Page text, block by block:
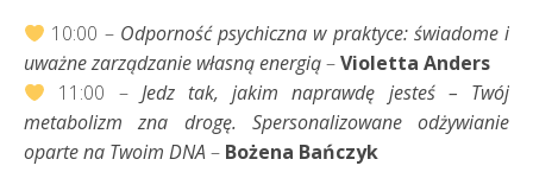
10:00 – Odporność psychiczna w praktyce: świadome i
uważne zarządzanie własną energią–Violetta Anders
11:00 – Jedz tak, jakim naprawdę jesteś – Twój
metabolizm zna drogę. Spersonalizowane odżywianie
oparte na Twoim DNA – Bożena Bańczyk